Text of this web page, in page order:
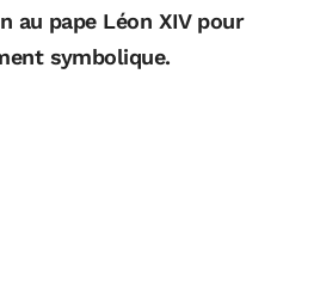
au pape Léon XIV pour
symbolique.